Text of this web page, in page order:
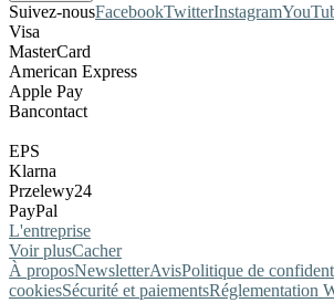
Suivez-nousFacebookTwitterInstagram
Visa
MasterCard
American Express
Apple Pay
Bancontact
EPS
Klarna
Przelewy24
PayPal
L'entreprise
Voir plusCacher
À proposNewsletterAvisPolitique de
cookiesSécurité et paiementsRéglementation